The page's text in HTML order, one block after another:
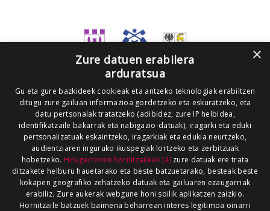
×
Zure datuen erabilera
arduratsua
Gu eta gure bazkideek cookieak eta antzeko teknologiak erabiltzen
ditugu zure gailuan informazioa gordetzeko eta eskuratzeko, eta
datu pertsonalak tratatzeko (adibidez, zure IP helbidea,
identifikatzaile bakarrak eta nabigazio-datuak), iragarki eta eduki
pertsonalizatuak eskaintzeko, iragarkiak eta edukia neurtzeko,
audientziaren inguruko ikuspegiak lortzeko eta zerbitzuak
hobetzeko. Hirugarrenen hornitzaileek (4)zure datuak ere trata
ditzakete helburu hauetarako eta beste batzuetarako, besteak beste
kokapen geografiko zehatzeko datuak eta gailuaren ezaugarriak
erabiliz. Zure aukerak webgune honi soilik aplikatzen zaizkio.
Hornitzaile batzuek baimena beharrean interes legitimoa oinarri